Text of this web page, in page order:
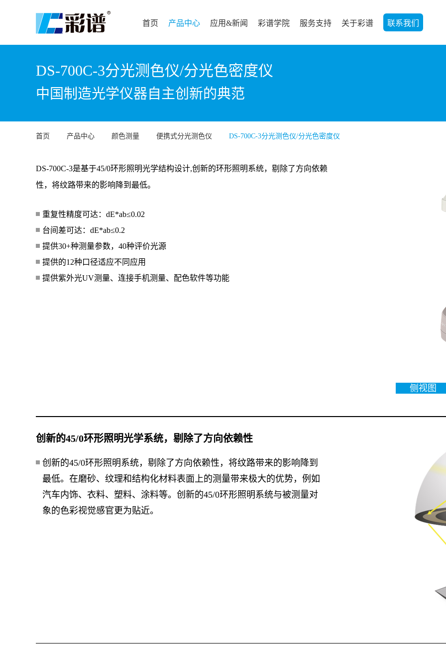
首页 产品中心 应用&新闻 彩谱学院 服务支持 关于彩谱 联系我们
DS-700C-3分光测色仪/分光色密度仪
中国制造光学仪器自主创新的典范
首页 产品中心 颜色测量 便携式分光测色仪 DS-700C-3分光测色仪/分光色密度仪
DS-700C-3是基于45/0环形照明光学结构设计,创新的环形照明系统，剔除了方向依赖
性，将纹路带来的影响降到最低。
重复性精度可达：dE*ab≤0.02
台间差可达：dE*ab≤0.2
提供30+种测量参数，40种评价光源
提供的12种口径适应不同应用
提供紫外光UV测量、连接手机测量、配色软件等功能
侧视图
创新的45/0环形照明光学系统，剔除了方向依赖性
创新的45/0环形照明系统，剔除了方向依赖性，将纹路带来的影响降到
最低。在磨砂、纹理和结构化材料表面上的测量带来极大的优势，例如
汽车内饰、衣料、塑料、涂料等。创新的45/0环形照明系统与被测量对
象的色彩视觉感官更为贴近。